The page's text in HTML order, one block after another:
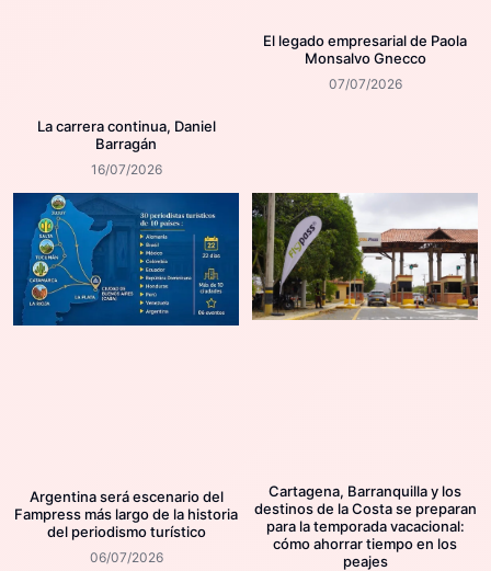
La carrera continua, Daniel
Barragán
16/07/2026
El legado empresarial de Paola
Monsalvo Gnecco
07/07/2026
Argentina será escenario del
Fampress más largo de la historia
del periodismo turístico
06/07/2026
Cartagena, Barranquilla y los
destinos de la Costa se preparan
para la temporada vacacional:
cómo ahorrar tiempo en los
peajes